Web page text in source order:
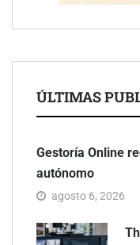
ÚLTIMAS
Gestoría Online
autónomo
agosto 6, 2026